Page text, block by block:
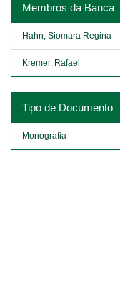
Membros da Banca
Hahn, Siomara Regina
Kremer, Rafael
Tipo de Documento
Monografia